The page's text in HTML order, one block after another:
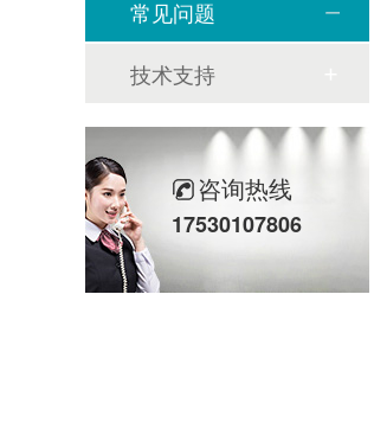
常见问题
技术支持
咨询热线
17530107806